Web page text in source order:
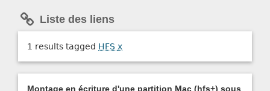
Liste des liens
1 results tagged HFS x
Montage en écriture d'une partition Mac (hfs+) sous